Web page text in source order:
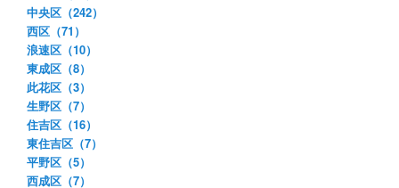
中央区（242）
西区（71）
浪速区（10）
東成区（8）
此花区（3）
生野区（7）
住吉区（16）
東住吉区（7）
平野区（5）
西成区（7）